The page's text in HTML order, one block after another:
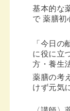
基本的な
で 薬膳初
「今日の
に役に立
方・養生
薬膳の考
けず元気